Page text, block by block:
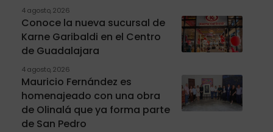
4 agosto, 2026
Conoce la nueva sucursal de
Karne Garibaldi en el Centro
de Guadalajara
4 agosto, 2026
Mauricio Fernández es
homenajeado con una obra
de Olinalá que ya forma parte
de San Pedro